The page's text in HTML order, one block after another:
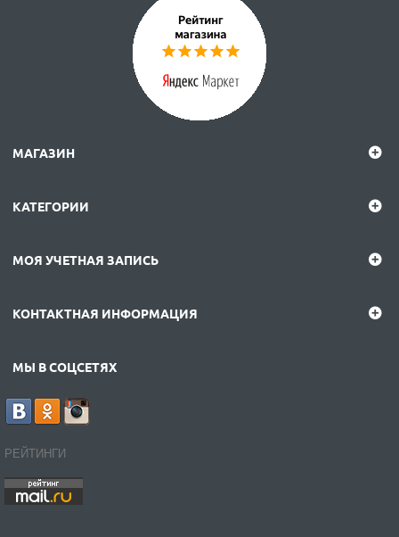
МАГАЗИН
КАТЕГОРИИ
МОЯ УЧЕТНАЯ ЗАПИСЬ
КОНТАКТНАЯ ИНФОРМАЦИЯ
МЫ В СОЦСЕТЯХ
РЕЙТИНГИ